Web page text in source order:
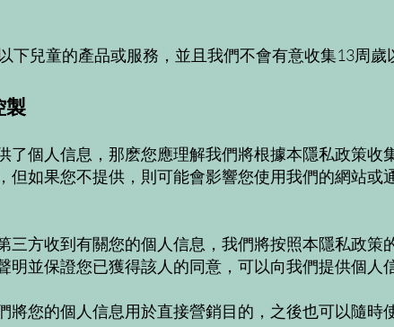
下兒童的產品或服務，並且我們不會有意收集13周歲
製
了個人信息，那麽您應理解我們將根據本隱私政策收
但如果您不提供，則可能會影響您使用我們的網站或
三方收到有關您的個人信息，我們將按照本隱私政策
明並保證您已獲得該人的同意，可以向我們提供個人
將您的個人信息用於直接營銷目的，之後也可以隨時